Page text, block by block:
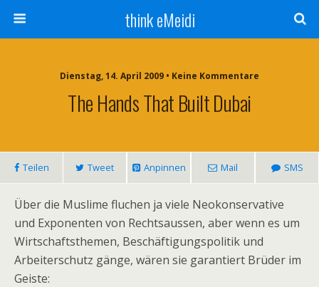
think eMeidi
Dienstag, 14. April 2009 • Keine Kommentare
The Hands That Built Dubai
Teilen Tweet Anpinnen Mail SMS
Über die Muslime fluchen ja viele Neokonservative
und Exponenten von Rechtsaussen, aber wenn es um
Wirtschaftsthemen, Beschäftigungspolitik und
Arbeiterschutz gänge, wären sie garantiert Brüder im
Geiste: